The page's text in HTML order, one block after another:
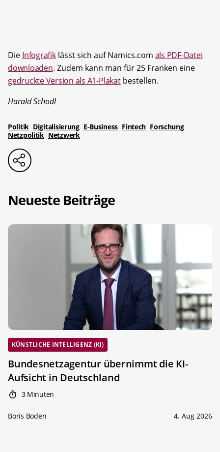
Die Infografiklässt sich auf Namics.com als PDF-Datei
downloaden. Zudem kann man für 25 Franken eine
gedruckte Version als A1-Plakatbestellen.
Harald Schodl
Politik Digitalisierung E-Business Fintech Forschung
Netzpolitik Netzwerk
Neueste Beiträge
KÜNSTLICHE INTELLIGENZ (KI)
Bundesnetzagentur übernimmt die KI-
Aufsicht in Deutschland
3 Minuten
Boris Boden 4. Aug 2026